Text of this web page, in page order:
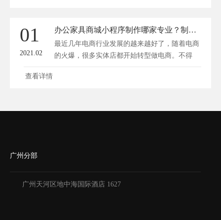
01
2021.02
办公家具商城小程序制作哪家专业？制作费用需要多少？
最近几年电商行业发展的越来越好了，随着电商
的火爆，很多实体店都开始转型做电商。不得
不...
查看详情
广州分部
广州天河区地中海国际酒店 1627